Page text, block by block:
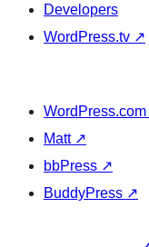
Developers
WordPress.tv ↗
WordPress.com
Matt ↗
bbPress ↗
BuddyPress ↗